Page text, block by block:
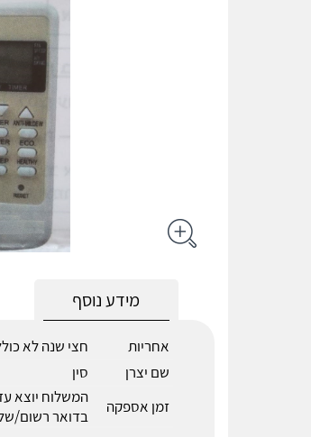
מידע נוסף
אחריות
חצי שנה לא
שם יצרן
סין
זמן אספקה
בדואר רשום/